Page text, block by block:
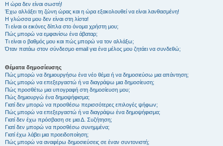
Η ώρα δεν είναι σωστή!
Έχω αλλάξει τη ζώνη ώρας και η ώρα εξακολουθεί να είναι λανθασμένη!
Η γλώσσα μου δεν είναι στη λίστα!
Τι είναι οι εικόνες δίπλα στο όνομα χρήστη μου;
Πώς μπορώ να εμφανίσω ένα άβαταρ;
Τι είναι ο βαθμός μου και πώς μπορώ να τον αλλάξω;
Όταν πατάω στον σύνδεσμο email για ένα μέλος μου ζητάει να συνδεθώ;
Θέματα δημοσίευσης
Πώς μπορώ να δημιουργήσω ένα νέο θέμα ή να δημοσιεύσω μια απάντηση;
Πώς μπορώ να επεξεργαστώ ή να διαγράψω μια δημοσίευση;
Πώς προσθέτω μια υπογραφή στη δημοσίευση μου;
Πώς δημιουργώ ένα δημοψήφισμα;
Γιατί δεν μπορώ να προσθέσω περισσότερες επιλογές ψήφων;
Πώς μπορώ να επεξεργαστώ ή να διαγράψω ένα δημοψήφισμα;
Γιατί δεν έχω πρόσβαση σε μια Δ. Συζήτηση;
Γιατί δεν μπορώ να προσθέσω συνημμένα;
Γιατί έχω λάβει μια προειδοποίηση;
Πώς μπορώ να αναφέρω δημοσιεύσεις σε έναν συντονιστή;